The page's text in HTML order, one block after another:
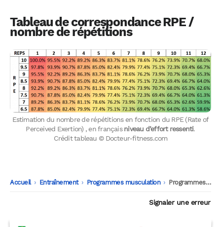
Tableau de correspondance RPE /
nombre de répétitions
Estimation du nombre de répétitions en fonction du RPE (Rate of
Perceived Exertion) , en françaisniveau d’effort ressenti.
Crédit tableau © Docteur-fitness.com
Accueil -
Entraînement -
Programmes musculation -
Programmes pour se muscler les épaules
Signaler une erreur